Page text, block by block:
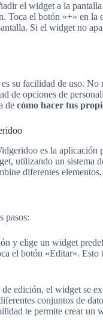
el widget a la
Toca el botón «+» en
Si el widget no
su facilidad de uso. No
de opciones de
de cómo hacer tus
es la
utilizando un sistema
diferentes
pasos:
y elige un widget
el botón «Editar».
edición, el widget se
conjuntos de
te permite crear un